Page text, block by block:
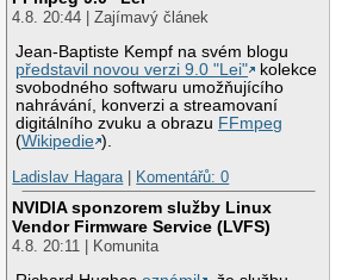
4.8. 20:44 | Zajímavý článek
Jean-Baptiste Kempf na svém blogu
představil novou verzi 9.0 "Lei"
kolekce
svobodného softwaru umožňujícího
nahrávání, konverzi a streamovaní
digitálního zvuku a obrazu FFmpeg
(Wikipedie ).
Ladislav Hagara
Komentářů: 0
NVIDIA sponzorem služby Linux
Vendor Firmware Service (LVFS)
4.8. 20:11 | Komunita